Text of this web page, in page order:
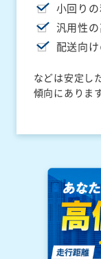
小回り
汎用性
配送向
などは安定し
傾向にあります